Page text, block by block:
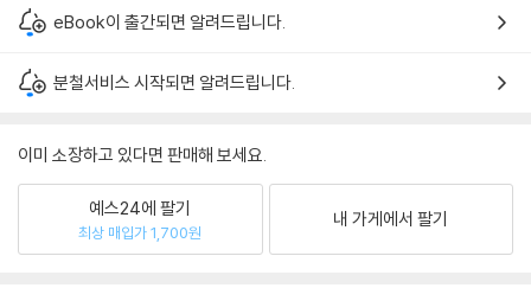
eBook이 출간되면 알려드립니다.
분철서비스 시작되면 알려드립니다.
이미 소장하고 있다면 판매해 보세요.
예스24에 팔기
최상 매입가 1,700원
내 가게에서 팔기